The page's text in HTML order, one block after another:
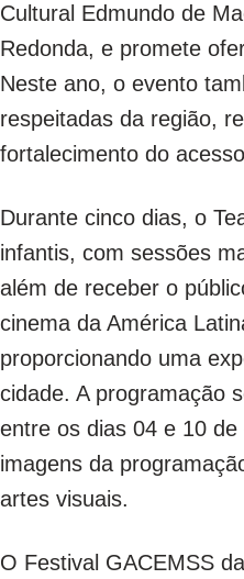
Cultural Edmundo de
Redonda, e promete
Neste ano, o evento
respeitadas da região,
fortalecimento do
Durante cinco dias, o
infantis, com sessões
além de receber o
cinema da América
proporcionando uma
cidade. A programação
entre os dias 04 e 10
imagens da
artes visuais.
O Festival GACEMSS